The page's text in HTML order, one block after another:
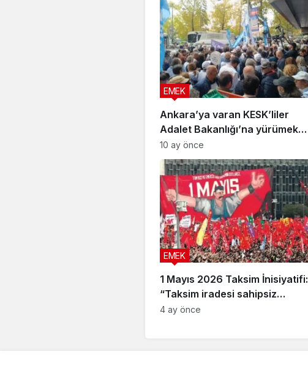
Ankara’ya varan KESK’liler
Adalet Bakanlığı’na yürümek
isterken abluka altına alındı
EMEK
10 ay önce
1 Mayıs 2026 Taksim İnisiyatifi:
“Taksim iradesi sahipsiz
değildir”
EMEK
4 ay önce